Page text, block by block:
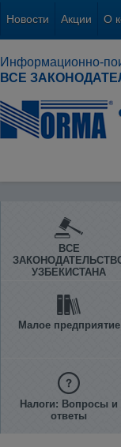
Новости Акции О
Информационно-
ВСЕ
ВСЕ
УЗБЕКИСТАНА
Малое предприятие
Налоги: Вопросы и
ответы